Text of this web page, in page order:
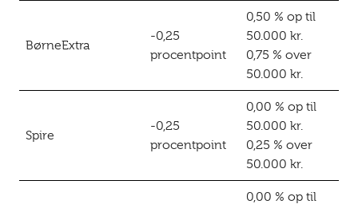
BørneExtra
-0,25
procentpoint
0,50 % op til
50.000 kr.
0,75 % over
50.000 kr.
Spire
-0,25
procentpoint
0,00 % op til
50.000 kr.
0,25 % over
50.000 kr.
0,00 % op til